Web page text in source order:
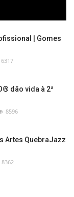
| Gomes
6317
dão vida à 2ª
8596
Artes QuebraJazz
8362